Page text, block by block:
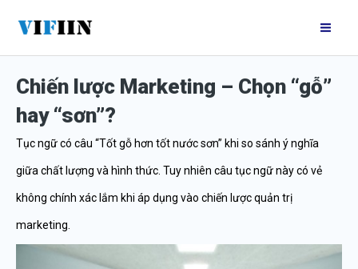
nội
dungChiến lược Marketing – Chọn “gỗ”
hay “sơn”?
Tục ngữ có câu “Tốt gỗ hơn tốt nước sơn” khi so sánh ý nghĩa
giữa chất lượng và hình thức. Tuy nhiên câu tục ngữ này có vẻ
không chính xác lắm khi áp dụng vào chiến lược quản trị
marketing.